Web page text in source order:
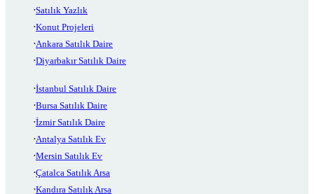
Satılık Yazlık
Konut Projeleri
Ankara Satılık Daire
Diyarbakır Satılık Daire
İstanbul Satılık Daire
Bursa Satılık Daire
İzmir Satılık Daire
Antalya Satılık Ev
Mersin Satılık Ev
Çatalca Satılık Arsa
Kandıra Satılık Arsa